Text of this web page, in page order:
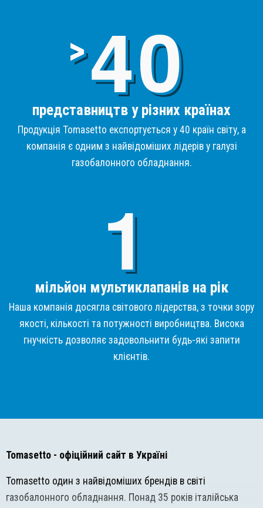
>4
представництв у різних країнах
Продукція Tomasetto експортується у 40 країн світу, а
компанія є одним з найвідоміших лідерів у галузі
газобалонного обладнання.
мільйон мультиклапанів на рік
Наша компанія досягла світового лідерства, з точки зору
якості, кількості та потужності виробництва. Висока
гнучкість дозволяє задовольнити будь-які запити
клієнтів.
Tomasetto - офіційний сайт в Україні
Tomasetto один з найвідоміших брендів в світі
газобалонного обладнання. Понад 35 років італійська